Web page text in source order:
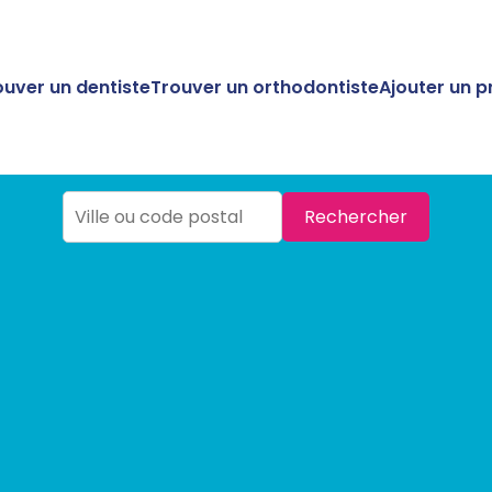
un dentisteTrouver un orthodontisteAjouter un
Rechercher